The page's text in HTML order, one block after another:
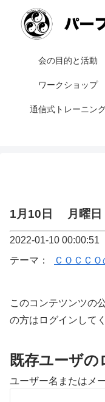
会の目的と活動
ワークショップ
通信式トレーニン
1月10日 月曜日
2022-01-10 00:00:51
テーマ：
ＣＯＣＣ
このコンテツンツの
の方はログインして
既存ユーザの
ユーザー名またはメ